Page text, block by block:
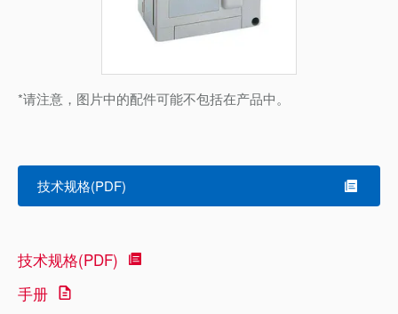
*请注意，图片中的配件可能不包括在产品中。
技术规格(PDF)
技术规格(PDF)
手册